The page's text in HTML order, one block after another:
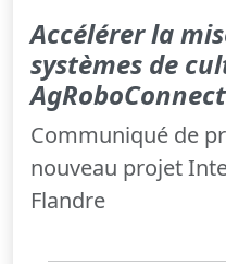
Accélérer la
systèmes de
AgRoboConnect
Communiqué de
nouveau projet
Flandre